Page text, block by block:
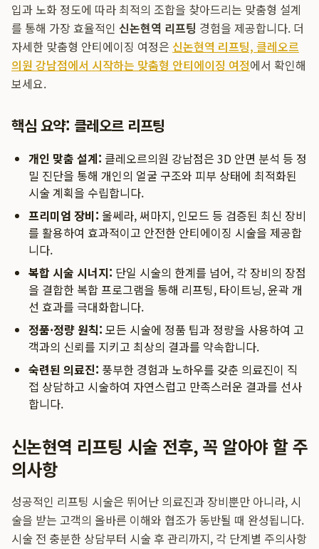
입과 노화 정도에 따라 최적의 조합을 찾아드리는 맞춤형 설계
를 통해 가장 효율적인 신논현역 리프팅 경험을 제공합니다. 더
자세한 맞춤형 안티에이징 여정은 신논현역 리프팅, 클레오르
의원 강남점에서 시작하는 맞춤형 안티에이징 여정에서 확인해
보세요.
핵심 요약: 클레오르 리프팅
개인 맞춤 설계: 클레오르의원 강남점은 3D 안면 분석 등 정
밀 진단을 통해 개인의 얼굴 구조와 피부 상태에 최적화된
시술 계획을 수립합니다.
프리미엄 장비: 울쎄라, 써마지, 인모드 등 검증된 최신 장비
를 활용하여 효과적이고 안전한 안티에이징 시술을 제공합
니다.
복합 시술 시너지: 단일 시술의 한계를 넘어, 각 장비의 장점
을 결합한 복합 프로그램을 통해 리프팅, 타이트닝, 윤곽 개
선 효과를 극대화합니다.
정품·정량 원칙: 모든 시술에 정품 팁과 정량을 사용하여 고
객과의 신뢰를 지키고 최상의 결과를 약속합니다.
숙련된 의료진: 풍부한 경험과 노하우를 갖춘 의료진이 직
접 상담하고 시술하여 자연스럽고 만족스러운 결과를 선사
합니다.
신논현역 리프팅 시술 전후, 꼭 알아야 할 주
의사항
성공적인 리프팅 시술은 뛰어난 의료진과 장비뿐만 아니라, 시
술을 받는 고객의 올바른 이해와 협조가 동반될 때 완성됩니다.
시술 전 충분한 상담부터 시술 후 관리까지, 각 단계별 주의사항